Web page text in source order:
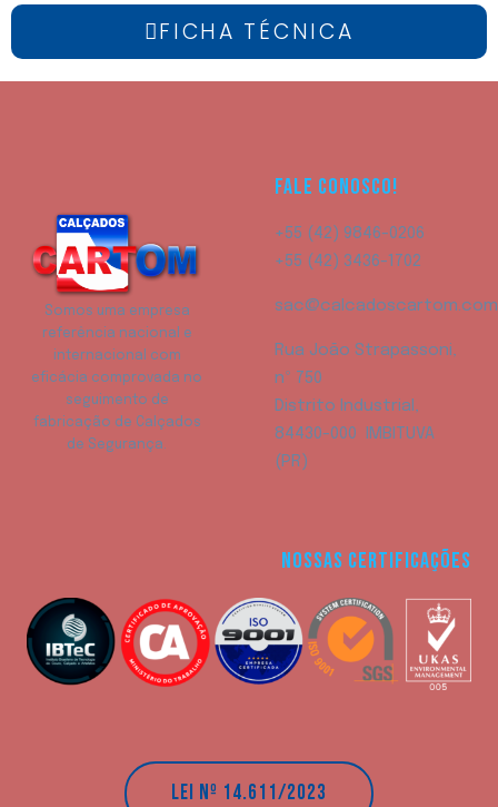
FICHA TÉCNICA
Somos uma empresa
referência nacional e
internacional com
eficácia comprovada no
seguimento de
fabricação de Calçados
de Segurança.
FALE CONOSCO!
+55 (42) 9846-0206
+55 (42) 3436-1702
Rua João Strapassoni,
nº 750
Distrito Industrial,
84430-000 IMBITUVA
(PR)
NOSSAS CERTIFICAÇÕES
LEI Nº 14.611/2023